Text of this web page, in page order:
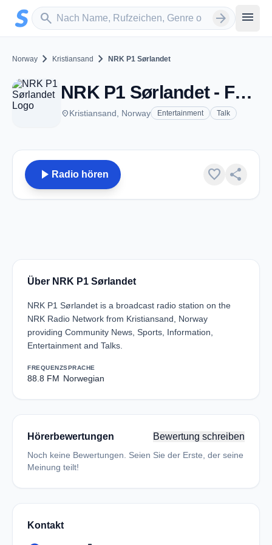
Zum Hauptinhalt springen
search
Sender suchen arrow_forward menu
Norway chevron_right Kristiansand chevron_right NRK P1 Sørlandet
NRK P1 Sørlandet - FM 88.8 - Kristiansand
placeKristiansand, Norway Entertainment Talk
play_arrow Radio hören favorite share
Über NRK P1 Sørlandet
NRK P1 Sørlandet is a broadcast radio station on the
NRK Radio Network from Kristiansand, Norway
providing Community News, Sports, Information,
Entertainment and Talks.
FREQUENZ
88.8 FM
SPRACHE
Norwegian
Hörerbewertungen Bewertung schreiben
Noch keine Bewertungen. Seien Sie der Erste, der seine
Meinung teilt!
Kontakt